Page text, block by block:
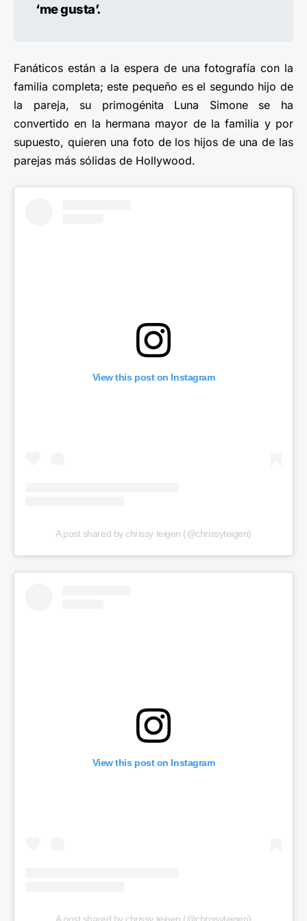
‘me gusta’.
Fanáticos están a la espera de una fotografía con la
familia completa; este pequeño es el segundo hijo de
la pareja, su primogénita Luna Simone se ha
convertido en la hermana mayor de la familia y por
supuesto, quieren una foto de los hijos de una de las
parejas más sólidas de Hollywood.
View this post on Instagram
A post shared by chrissy teigen (@chrissyteigen)
View this post on Instagram